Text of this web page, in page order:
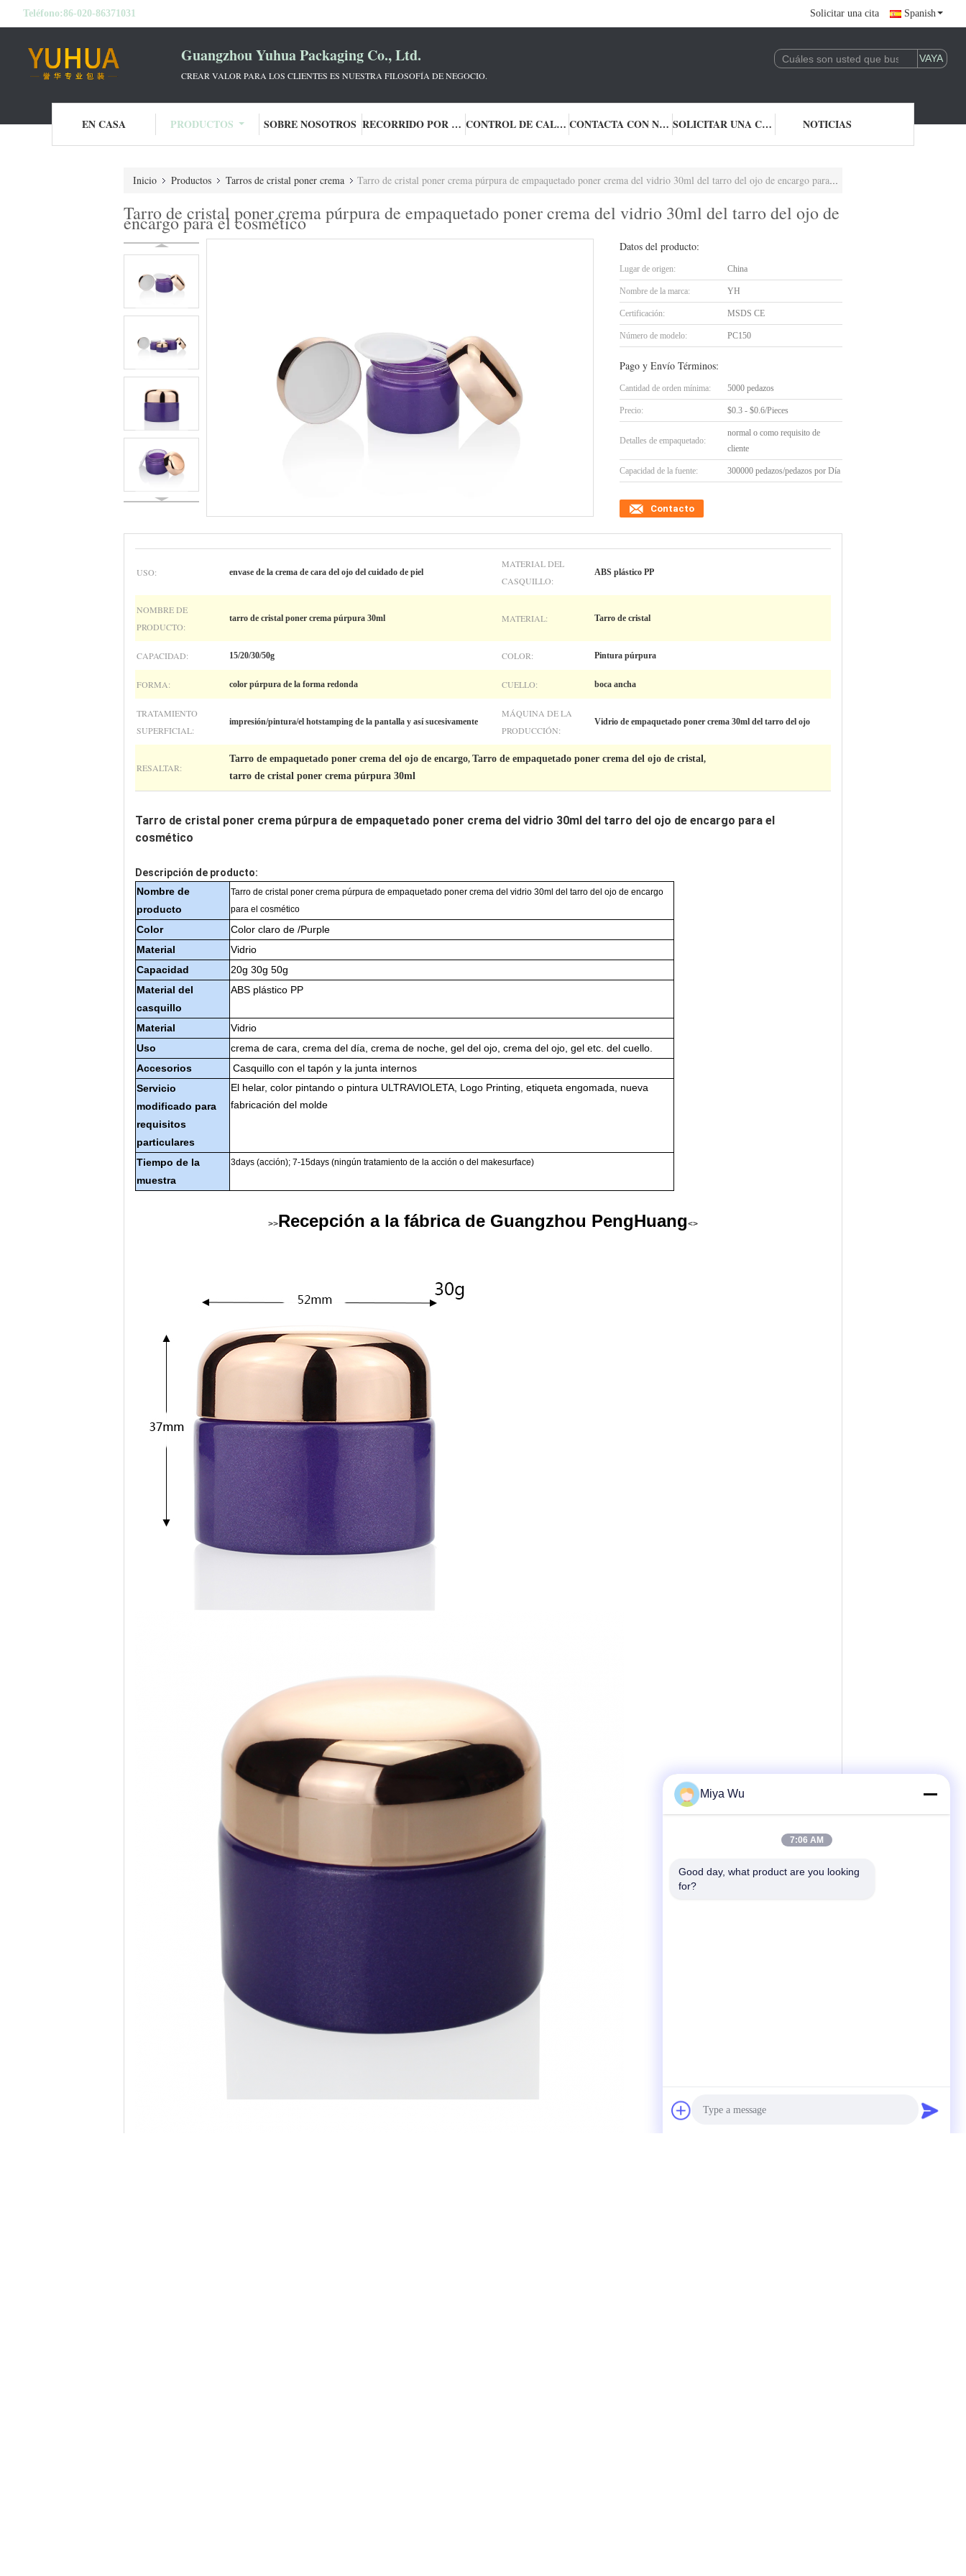
Teléfono:86-020-86371031 Solicitar una cita Spanish
Guangzhou Yuhua Packaging Co., Ltd.
CREAR VALOR PARA LOS CLIENTES ES NUESTRA FILOSOFÍA DE NEGOCIO.
EN CASA PRODUCTOS SOBRE NOSOTROS RECORRIDO POR LA FÁBRICA CONTROL DE CALIDAD CONTACTA CON NOSOTROS SOLICITAR UNA CITA NOTICIAS
Inicio Productos Tarros de cristal poner crema Tarro de cristal poner crema púrpura de empaquetado poner crema del vidrio 30ml del tarro del ojo de encargo para el cosmético
Tarro de cristal poner crema púrpura de empaquetado poner crema del vidrio 30ml del tarro del ojo de
encargo para el cosmético
Datos del producto:
Lugar de origen: China
Nombre de la marca: YH
Certificación: MSDS CE
Número de modelo: PC150
Pago y Envío Términos:
Cantidad de orden mínima: 5000 pedazos
Precio: $0.3 - $0.6/Pieces
Detalles de empaquetado:
normal o como requisito de
cliente
Capacidad de la fuente: 300000 pedazos/pedazos por Día
Contacto
USO: envase de la crema de cara del ojo del cuidado de piel
MATERIAL DEL
CASQUILLO:
ABS plástico PP
NOMBRE DE
PRODUCTO:
tarro de cristal poner crema púrpura 30ml MATERIAL: Tarro de cristal
CAPACIDAD: 15/20/30/50g COLOR: Pintura púrpura
FORMA: color púrpura de la forma redonda CUELLO: boca ancha
TRATAMIENTO
SUPERFICIAL:
impresión/pintura/el hotstamping de la pantalla y así sucesivamente
MÁQUINA DE LA
PRODUCCIÓN:
Vidrio de empaquetado poner crema 30ml del tarro del ojo
RESALTAR:
Tarro de empaquetado poner crema del ojo de encargo, Tarro de empaquetado poner crema del ojo de cristal,
tarro de cristal poner crema púrpura 30ml
Tarro de cristal poner crema púrpura de empaquetado poner crema del vidrio 30ml del tarro del ojo de encargo para el
cosmético
Descripción de producto:
Nombre de
producto
Tarro de cristal poner crema púrpura de empaquetado poner crema del vidrio 30ml del tarro del ojo de encargo
para el cosmético
Color
Color claro de /Purple
Material
Vidrio
Capacidad
20g 30g 50g
Material del
casquillo
ABS plástico PP
Material
Vidrio
Uso
crema de cara, crema del día, crema de noche, gel del ojo, crema del ojo, gel etc. del cuello.
Accesorios
Casquillo con el tapón y la junta internos
Servicio
modificado para
requisitos
particulares
El helar, color pintando o pintura ULTRAVIOLETA, Logo Printing, etiqueta engomada, nueva
fabricación del molde
Tiempo de la
muestra
3days (acción); 7-15days (ningún tratamiento de la acción o del makesurface)
>>Recepción a la fábrica de Guangzhou PengHuang<>
Miya Wu
7:06 AM
Good day, what product are you looking
for?